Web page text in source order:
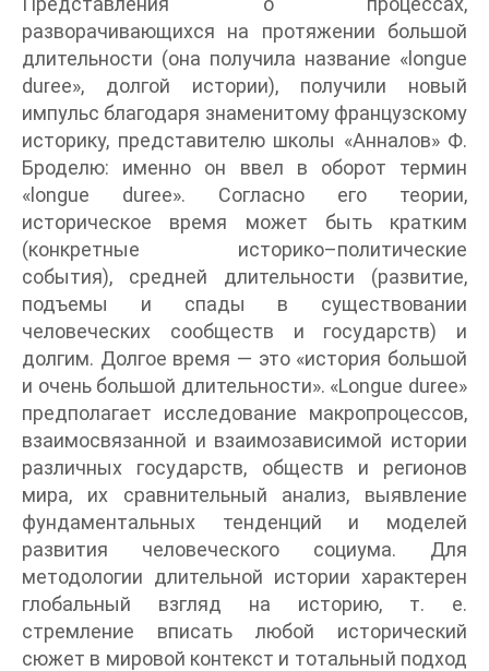
разворачивающихся на протяжении большой
длительности (она получила название «longue
duree», долгой истории), получили новый
импульс благодаря знаменитому французскому
историку, представителю школы «Анналов» Ф.
Броделю: именно он ввел в оборот термин
«longue duree». Согласно его теории,
историческое время может быть кратким
(конкретные историко–политические
события), средней длительности (развитие,
подъемы и спады в существовании
человеческих сообществ и государств) и
долгим. Долгое время — это «история большой
и очень большой длительности». «Longue duree»
предполагает исследование макропроцессов,
взаимосвязанной и взаимозависимой истории
различных государств, обществ и регионов
мира, их сравнительный анализ, выявление
фундаментальных тенденций и моделей
развития человеческого социума. Для
методологии длительной истории характерен
глобальный взгляд на историю, т. е.
стремление вписать любой исторический
сюжет в мировой контекст и тотальный подход